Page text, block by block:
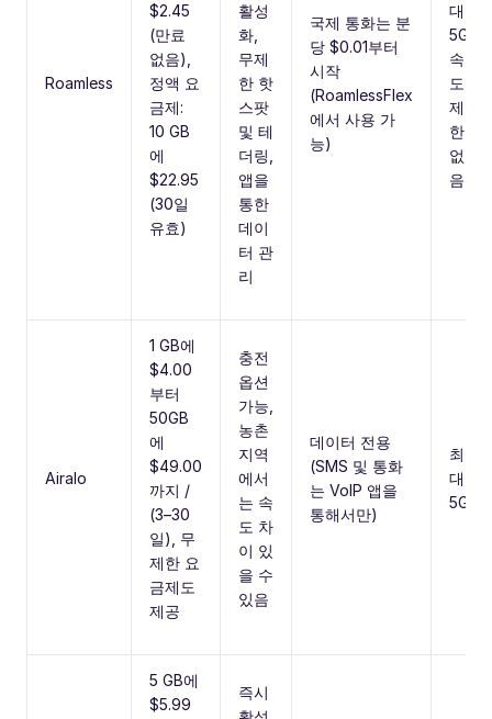
Roamless
$2.45
(만료
없음),
정액 요
금제:
10 GB
에
$22.95
(30일
유효)
활성
화,
무제
한 핫
스팟
및 테
더링,
앱을
통한
데이
터 관
리
국제 통화는 분
당 $0.01부터
시작
(RoamlessFlex
에서 사용 가
능)
대
5G,
속
도
제
한
없
음
Airalo
1 GB에
$4.00
부터
50GB
에
$49.00
까지 /
(3–30
일), 무
제한 요
금제도
제공
충전
옵션
가능,
농촌
지역
에서
는 속
도 차
이 있
을 수
있음
데이터 전용
(SMS 및 통화
는 VoIP 앱을
통해서만)
최
대
5G
5 GB에
$5.99
즉시